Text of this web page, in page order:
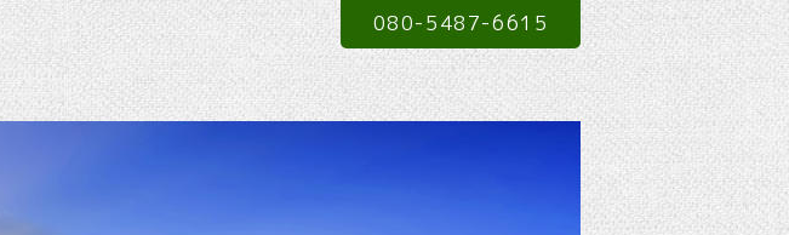
080-5487-6615